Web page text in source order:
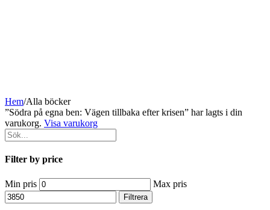
Hem/Alla böcker
”Södra på egna ben: Vägen tillbaka efter krisen” har lagts i din
varukorg. Visa varukorg
Filter by price
Min pris Max pris
Filtrera